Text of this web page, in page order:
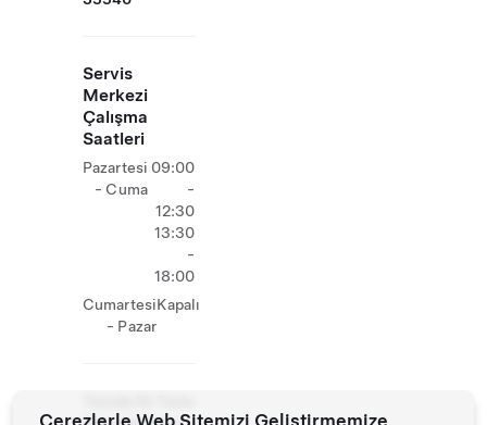
Servis
Merkezi
Çalışma
Saatleri
Pazartesi
- Cuma
09:00
-
12:30
13:30
-
18:00
Cumartesi
- Pazar
Kapalı
Çerezlerle Web Sitemizi Geliştirmemize